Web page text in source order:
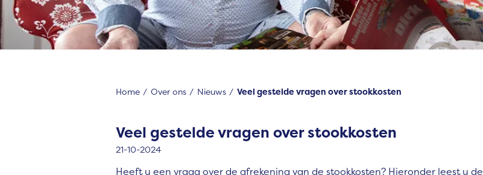
Home Over ons Nieuws Veel gestelde vragen over stookkosten
Veel gestelde vragen over stookkosten
21-10-2024
Heeft u een vraag over de afrekening van de stookkosten? Hieronder leest u de